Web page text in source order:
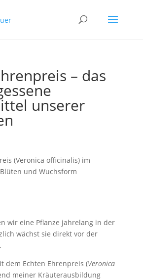
– das
unserer
wir eine Pflanze jahrelang in der
wächst sie direkt vor der
dem Echten Ehrenpreis (Veronica
meiner Kräuterausbildung